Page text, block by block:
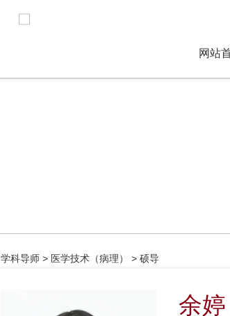
网站
学科导师 > 医学技术（病理） > 硕导
余婷